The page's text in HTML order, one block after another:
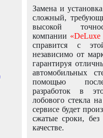
Замена и
сложный,
высокой
компании «DeLuxe
справится с
независимо от
гарантируя
автомобильных
помощью
разработок в
лобового стекла
сервисе будет
сжатые сроки,
качестве.